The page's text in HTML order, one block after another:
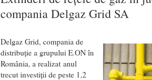
compania Delgaz Grid SA
Delgaz Grid, compania de
distribuție a grupului E.ON în
România, a realizat anul
trecut investiții de peste 1,2